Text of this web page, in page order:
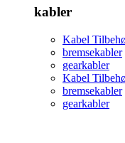
kabler
Kabel
bremsekabler
gearkabler
Kabel
bremsekabler
gearkabler